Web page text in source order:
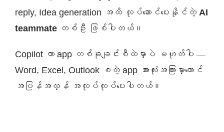
reply, Idea generation အထိ လုပ်ဆောင်ပေးနိုင်တဲ့ AI
teammateတစ်ဦး ဖြစ်ပါတယ်။
Copilot ဟာ app တစ်ခုချင်းစီထဲမှာပဲ မဟုတ်ပါ —
Word, Excel, Outlook စတဲ့ app အားလုံးအကြားမှာတောင်
အပြန်အလှန် အလုပ်လုပ်ပေးပါတယ်။